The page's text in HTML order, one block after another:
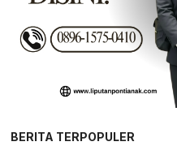
BERITA TERPOPULER